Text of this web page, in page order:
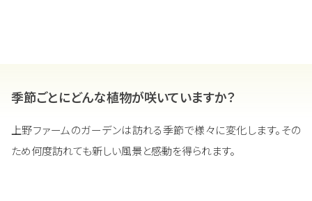
季節ごとにどんな植物が咲いていますか？
上野ファームのガーデンは訪れる季節で様々に変化します。その
ため何度訪れても新しい風景と感動を得られます。